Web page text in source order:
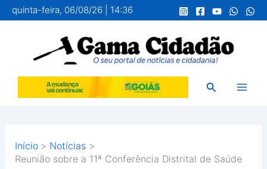
para
conteúdo
quinta-feira, 06/08/26 | 14:36
Pesquisar
Início
Notícias
Reunião sobre a 11ª Conferência Distrital de Saúde